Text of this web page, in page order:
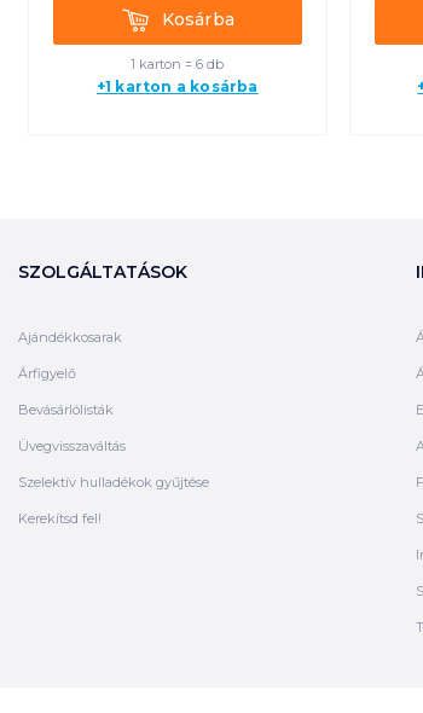
KosárbaKosárba
1 karton = 6 db
+1 karton a kosárba
SZOLGÁLTATÁSOK
Ajándékkosarak
Árfigyelő
Bevásárlólisták
Üvegvisszaváltás
Szelektív hulladékok gyűjtése
Kerekítsd fel!